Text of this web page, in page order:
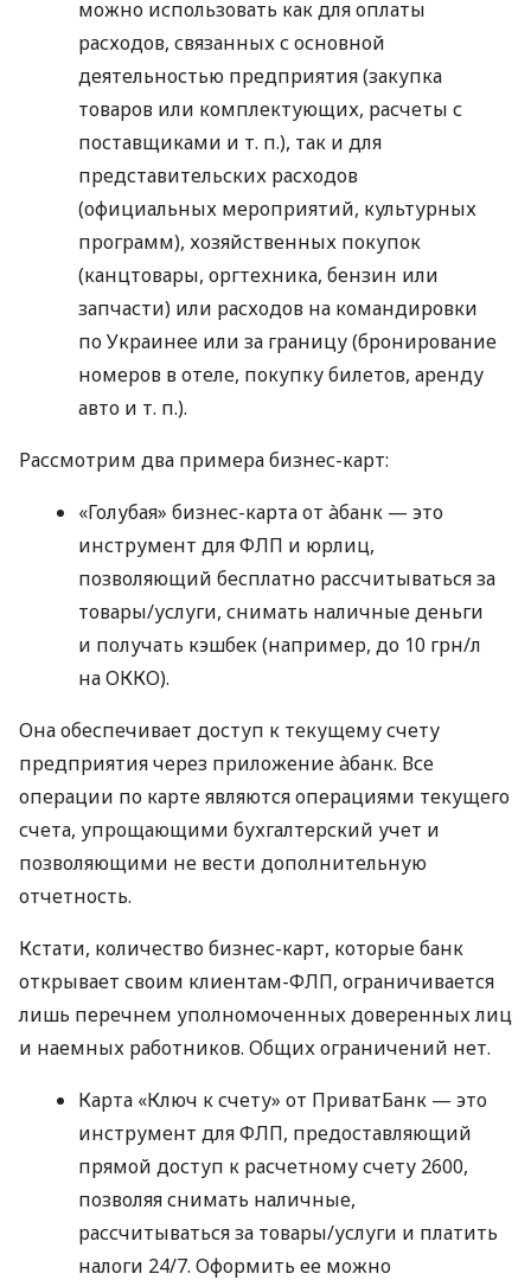
можно использовать как для оплаты
расходов, связанных с основной
деятельностью предприятия (закупка
товаров или комплектующих, расчеты с
поставщиками и т. п.), так и для
представительских расходов
(официальных мероприятий, культурных
программ), хозяйственных покупок
(канцтовары, оргтехника, бензин или
запчасти) или расходов на командировки
по Украинее или за границу (бронирование
номеров в отеле, покупку билетов, аренду
авто и т. п.).
Рассмотрим два примера бизнес-карт:
«Голубая» бизнес-карта от àбанк — это
инструмент для ФЛП и юрлиц,
позволяющий бесплатно рассчитываться за
товары/услуги, снимать наличные деньги
и получать кэшбек (например, до 10 грн/л
на ОККО).
Она обеспечивает доступ к текущему счету
предприятия через приложение àбанк. Все
операции по карте являются операциями текущего
счета, упрощающими бухгалтерский учет и
позволяющими не вести дополнительную
отчетность.
Кстати, количество бизнес-карт, которые банк
открывает своим клиентам-ФЛП, ограничивается
лишь перечнем уполномоченных доверенных лиц
и наемных работников. Общих ограничений нет.
Карта «Ключ к счету» от ПриватБанк — это
инструмент для ФЛП, предоставляющий
прямой доступ к расчетному счету 2600,
позволяя снимать наличные,
рассчитываться за товары/услуги и платить
налоги 24/7. Оформить ее можно